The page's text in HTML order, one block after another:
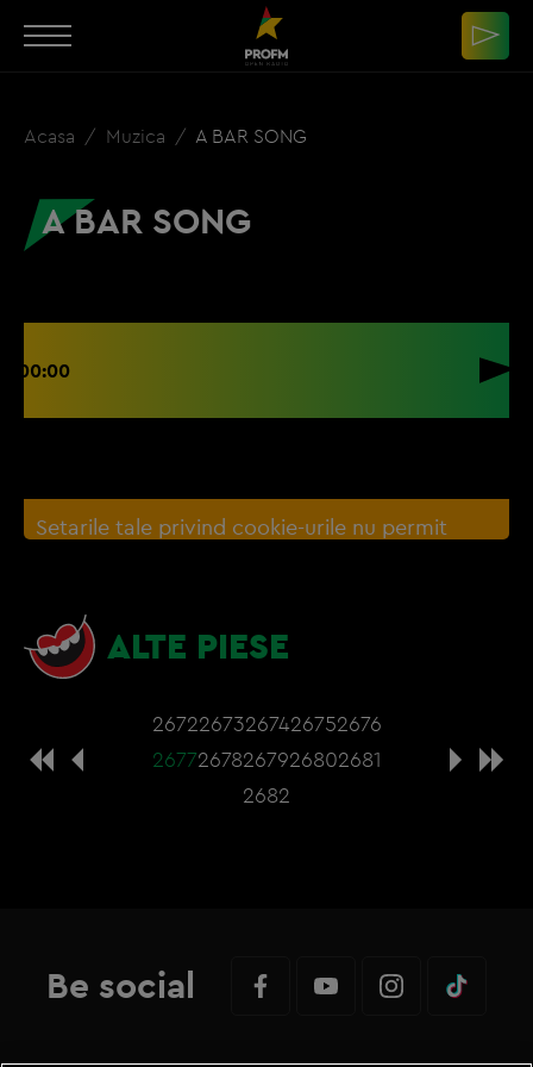
Acasa Muzica A BAR SONG
A BAR SONG
00:00
Setarile tale privind cookie-urile nu permit
browser sau de
nevoie sa accepti cookie-urile social media
ALTE PIESE
26722673267426752676
26772678267926802681
2682
Be social